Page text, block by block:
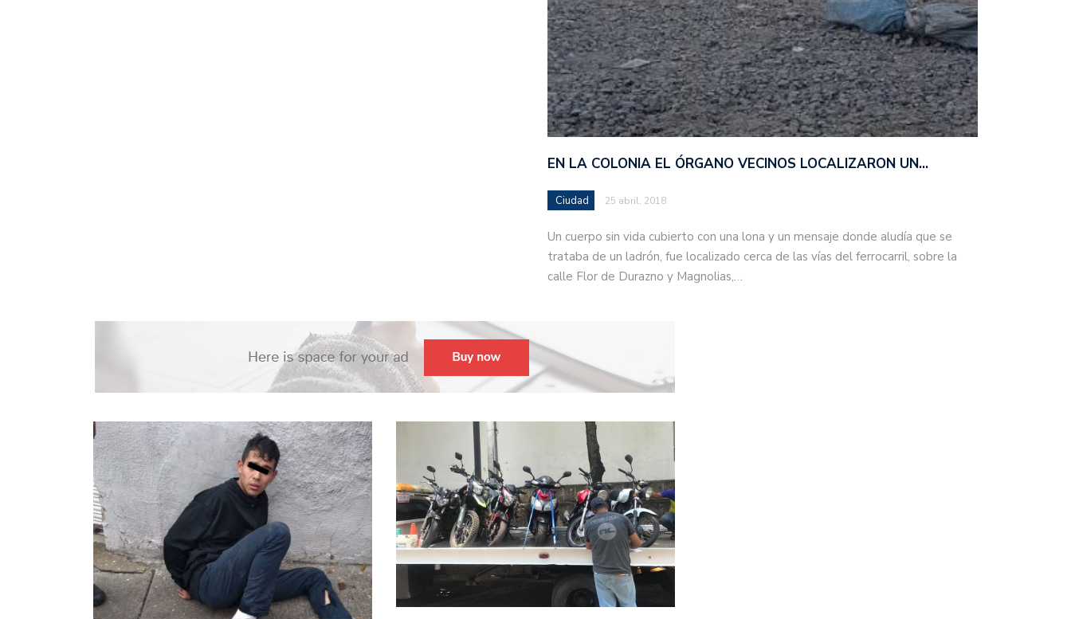
EN LA COLONIA EL ÓRGANO VECINOS LOCALIZARON UN…
Ciudad 25 abril, 2018
Un cuerpo sin vida cubierto con una lona y un mensaje donde aludía que se
trataba de un ladrón, fue localizado cerca de las vías del ferrocarril, sobre la
calle Flor de Durazno y Magnolias,…